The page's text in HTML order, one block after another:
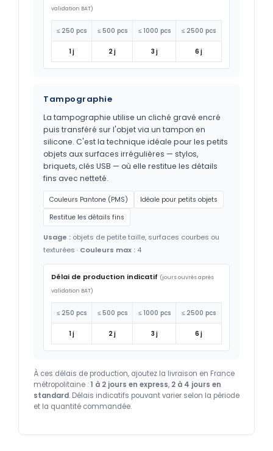
validation BAT)
≤ 250 pcs ≤ 500 pcs ≤ 1000 pcs ≤ 2500 pcs
1 j 2 j 3 j 6 j
Tampographie
La tampographie utilise un cliché gravé encré
puis transféré sur l'objet via un tampon en
silicone. C'est la technique idéale pour les petits
objets aux surfaces irrégulières — stylos,
briquets, clés USB — où elle restitue les détails
fins avec netteté.
Couleurs Pantone (PMS)
Idéale pour petits objets
Restitue les détails fins
Usage : objets de petite taille, surfaces courbes ou
texturées · Couleurs max : 4
Délai de production indicatif (jours ouvrés après
validation BAT)
≤ 250 pcs ≤ 500 pcs ≤ 1000 pcs ≤ 2500 pcs
1 j 2 j 3 j 6 j
À ces délais de production, ajoutez la livraison en France
métropolitaine : 1 à 2 jours en express, 2 à 4 jours en
standard. Délais indicatifs pouvant varier selon la période
et la quantité commandée.